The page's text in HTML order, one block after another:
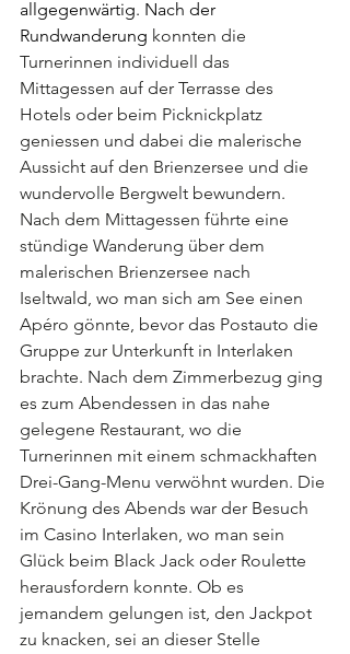
allgegenwärtig. Nach der
Rundwanderung konnten die
Turnerinnen individuell das
Mittagessen auf der Terrasse des
Hotels oder beim Picknickplatz
geniessen und dabei die malerische
Aussicht auf den Brienzersee und die
wundervolle Bergwelt bewundern.
Nach dem Mittagessen führte eine
stündige Wanderung über dem
malerischen Brienzersee nach
Iseltwald, wo man sich am See einen
Apéro gönnte, bevor das Postauto die
Gruppe zur Unterkunft in Interlaken
brachte. Nach dem Zimmerbezug ging
es zum Abendessen in das nahe
gelegene Restaurant, wo die
Turnerinnen mit einem schmackhaften
Drei-Gang-Menu verwöhnt wurden. Die
Krönung des Abends war der Besuch
im Casino Interlaken, wo man sein
Glück beim Black Jack oder Roulette
herausfordern konnte. Ob es
jemandem gelungen ist, den Jackpot
zu knacken, sei an dieser Stelle